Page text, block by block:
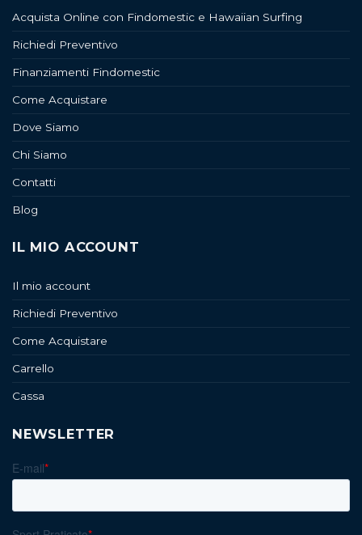
Acquista Online con Findomestic e Hawaiian Surfing
Richiedi Preventivo
Finanziamenti Findomestic
Come Acquistare
Dove Siamo
Chi Siamo
Contatti
Blog
IL MIO ACCOUNT
Il mio account
Richiedi Preventivo
Come Acquistare
Carrello
Cassa
NEWSLETTER